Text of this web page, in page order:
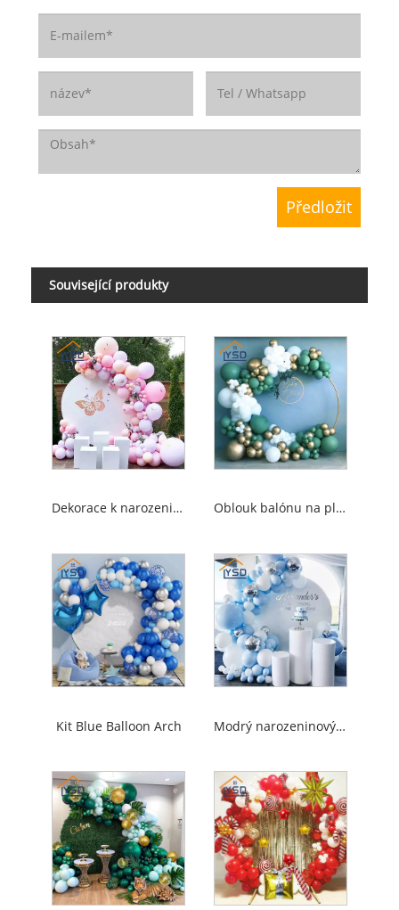
Související produkty
Dekorace k narozeninám balónu Oblouk balónu na pláž
Kit Blue Balloon Arch Modrý narozeninový balón oblouk